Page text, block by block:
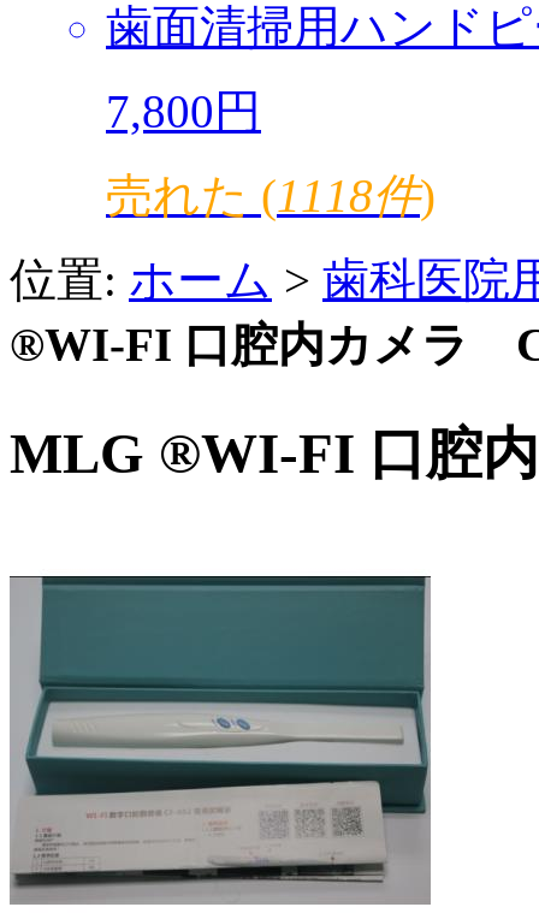
歯面清掃用ハンド
7,800円
売れた (1118件)
位置: ホーム > 歯科医院
®WI-FI 口腔内カメラ
MLG ®WI-FI 口腔